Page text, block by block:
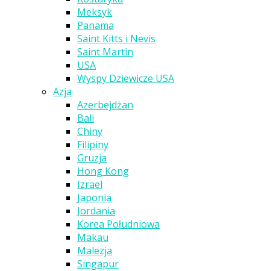
Meksyk
Panama
Saint Kitts i Nevis
Saint Martin
USA
Wyspy Dziewicze USA
Azja
Azerbejdżan
Bali
Chiny
Filipiny
Gruzja
Hong Kong
Izrael
Japonia
Jordania
Korea Południowa
Makau
Malezja
Singapur